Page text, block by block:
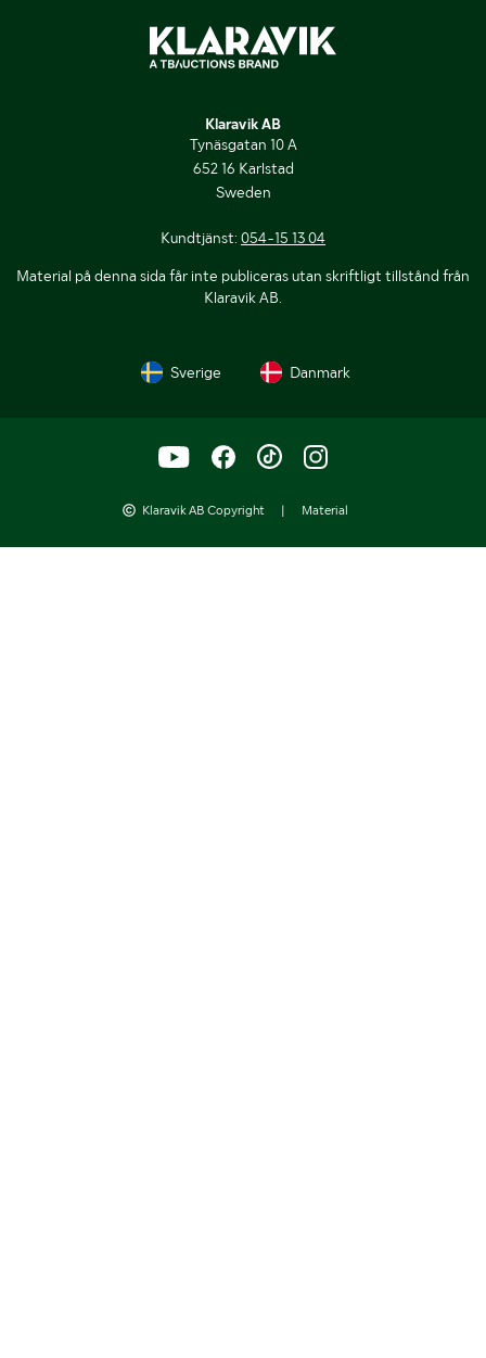
Klaravik AB
Tynäsgatan 10 A
652 16 Karlstad
Sweden
Kundtjänst: 054-15 13 04
Material på denna sida får inte publiceras utan skriftligt tillstånd från
Klaravik AB.
Sverige Danmark
Klaravik AB Copyright | Material